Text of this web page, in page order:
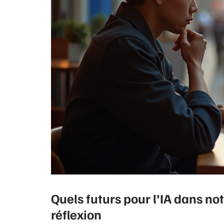
Quels futurs pour l’IA dans
réflexion